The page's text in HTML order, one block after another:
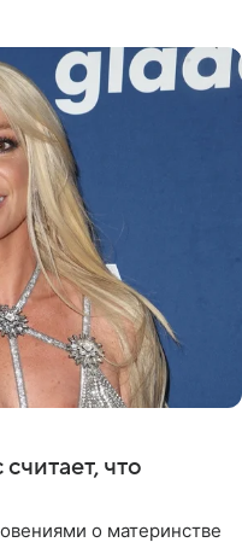
что
о материнстве